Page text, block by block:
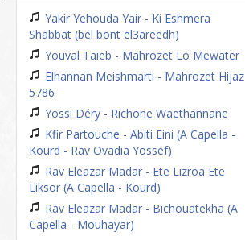
Yakir Yehouda Yair - Ki Eshmera
Shabbat (bel bont el3areedh)
Youval Taieb - Mahrozet Lo Mewater
Elhannan Meishmarti - Mahrozet Hijaz
5786
Yossi Déry - Richone Waethannane
Kfir Partouche - Abiti Eini (A Capella -
Kourd - Rav Ovadia Yossef)
Rav Eleazar Madar - Ete Lizroa Ete
Liksor (A Capella - Kourd)
Rav Eleazar Madar - Bichouatekha (A
Capella - Mouhayar)